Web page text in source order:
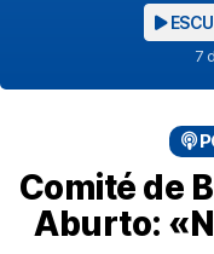
7
Comité de
Aburto: